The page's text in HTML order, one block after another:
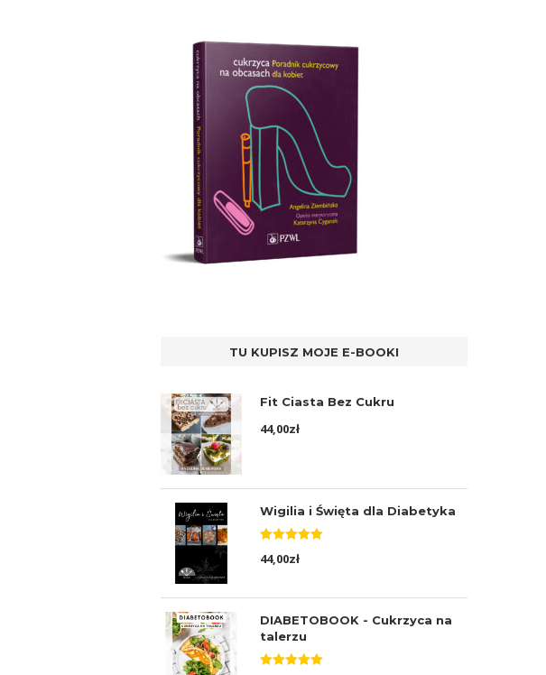
TU KUPISZ MOJE E-BOOKI
Fit Ciasta Bez Cukru
44,00zł
Wigilia i Święta dla Diabetyka
5.00na 5
44,00zł
DIABETOBOOK - Cukrzyca na
talerzu